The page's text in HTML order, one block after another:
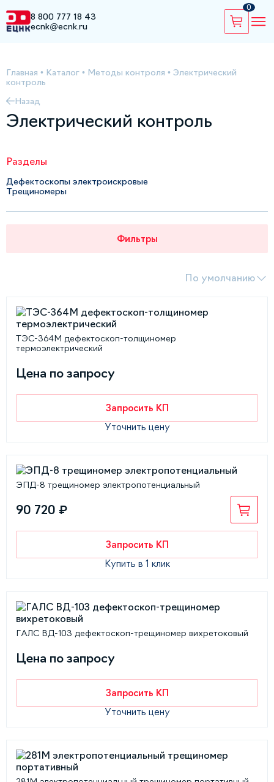
8 800 777 18 43
ecnk@ecnk.ru
0
Главная • Каталог • Методы контроля • Электрический
контроль
Назад
Электрический контроль
Разделы
Дефектоскопы электроискровые
Трещиномеры
Фильтры
По умолчанию
ТЭС-364М дефектоскоп-толщиномер
термоэлектрический
Цена по запросу
Запросить КП
Уточнить цену
ЭПД-8 трещиномер электропотенциальный
90 720 ₽
Запросить КП
Купить в 1 клик
ГАЛС ВД-103 дефектоскоп-трещиномер вихретоковый
Цена по запросу
Запросить КП
Уточнить цену